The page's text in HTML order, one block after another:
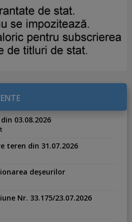
03.08.2026
teren din 31.07.2026
deșeurilor
Nr. 33.175/23.07.2026